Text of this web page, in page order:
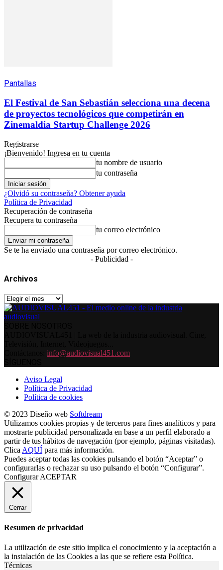
Pantallas
El Festival de San Sebastián selecciona una decena
de proyectos tecnológicos que competirán en
Zinemaldia Startup Challenge 2026
Registrarse
¡Bienvenido! Ingresa en tu cuenta
tu nombre de usuario
tu contraseña
¿Olvidó su contraseña? Obtener ayuda
Política de Privacidad
Recuperación de contraseña
Recupera tu contraseña
tu correo electrónico
Se te ha enviado una contraseña por correo electrónico.
- Publicidad -
Archivos
Archivos
info@audiovisual451.com
Aviso Legal
Política de Privacidad
Política de cookies
© 2023 Diseño web Softdream
Utilizamos cookies propias y de terceros para fines analíticos y para
mostrarte publicidad personalizada en base a un perfil elaborado a
partir de tus hábitos de navegación (por ejemplo, páginas visitadas).
Clica AQUÍ para más información.
Puedes aceptar todas las cookies pulsando el botón “Aceptar” o
configurarlas o rechazar su uso pulsando el botón “Configurar”.
Configurar ACEPTAR
Cerrar
Resumen de privacidad
La utilización de este sitio implica el conocimiento y la aceptación a
la instalación de las Cookies a las que se refiere esta Política.
Técnicas